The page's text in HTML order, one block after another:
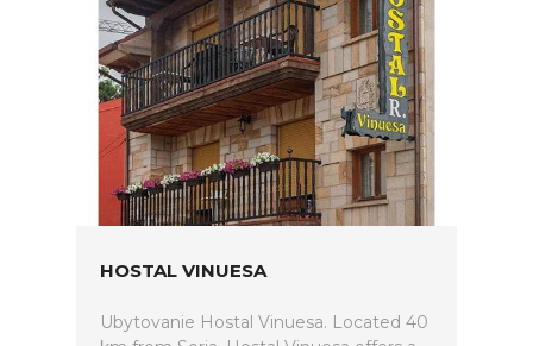
HOSTAL VINUESA
Ubytovanie Hostal Vinuesa. Located 40